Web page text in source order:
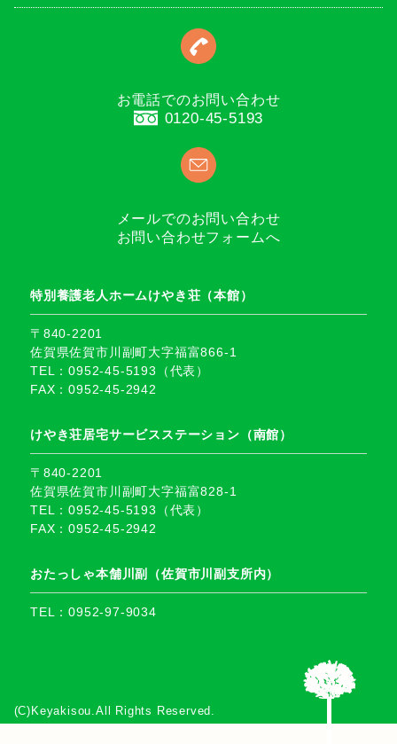
お電話でのお問い合わせ
0120-45-5193
メールでのお問い合わせ
お問い合わせフォームへ
特別養護老人ホームけやき荘（本館）
〒840-2201
佐賀県佐賀市川副町大字福富866-1
TEL：0952-45-5193（代表）
FAX：0952-45-2942
けやき荘居宅サービスステーション（南館）
〒840-2201
佐賀県佐賀市川副町大字福富828-1
TEL：0952-45-5193（代表）
FAX：0952-45-2942
おたっしゃ本舗川副（佐賀市川副支所内）
TEL：0952-97-9034
(C)Keyakisou.All Rights Reserved.